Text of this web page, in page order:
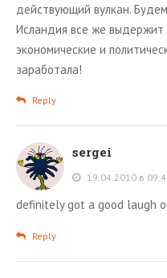
действующий вулкан.
Исландия все же выдержит
экономические и
заработала!
Reply
sergei
19.04.2010 в
definitely got a good laugh
Reply